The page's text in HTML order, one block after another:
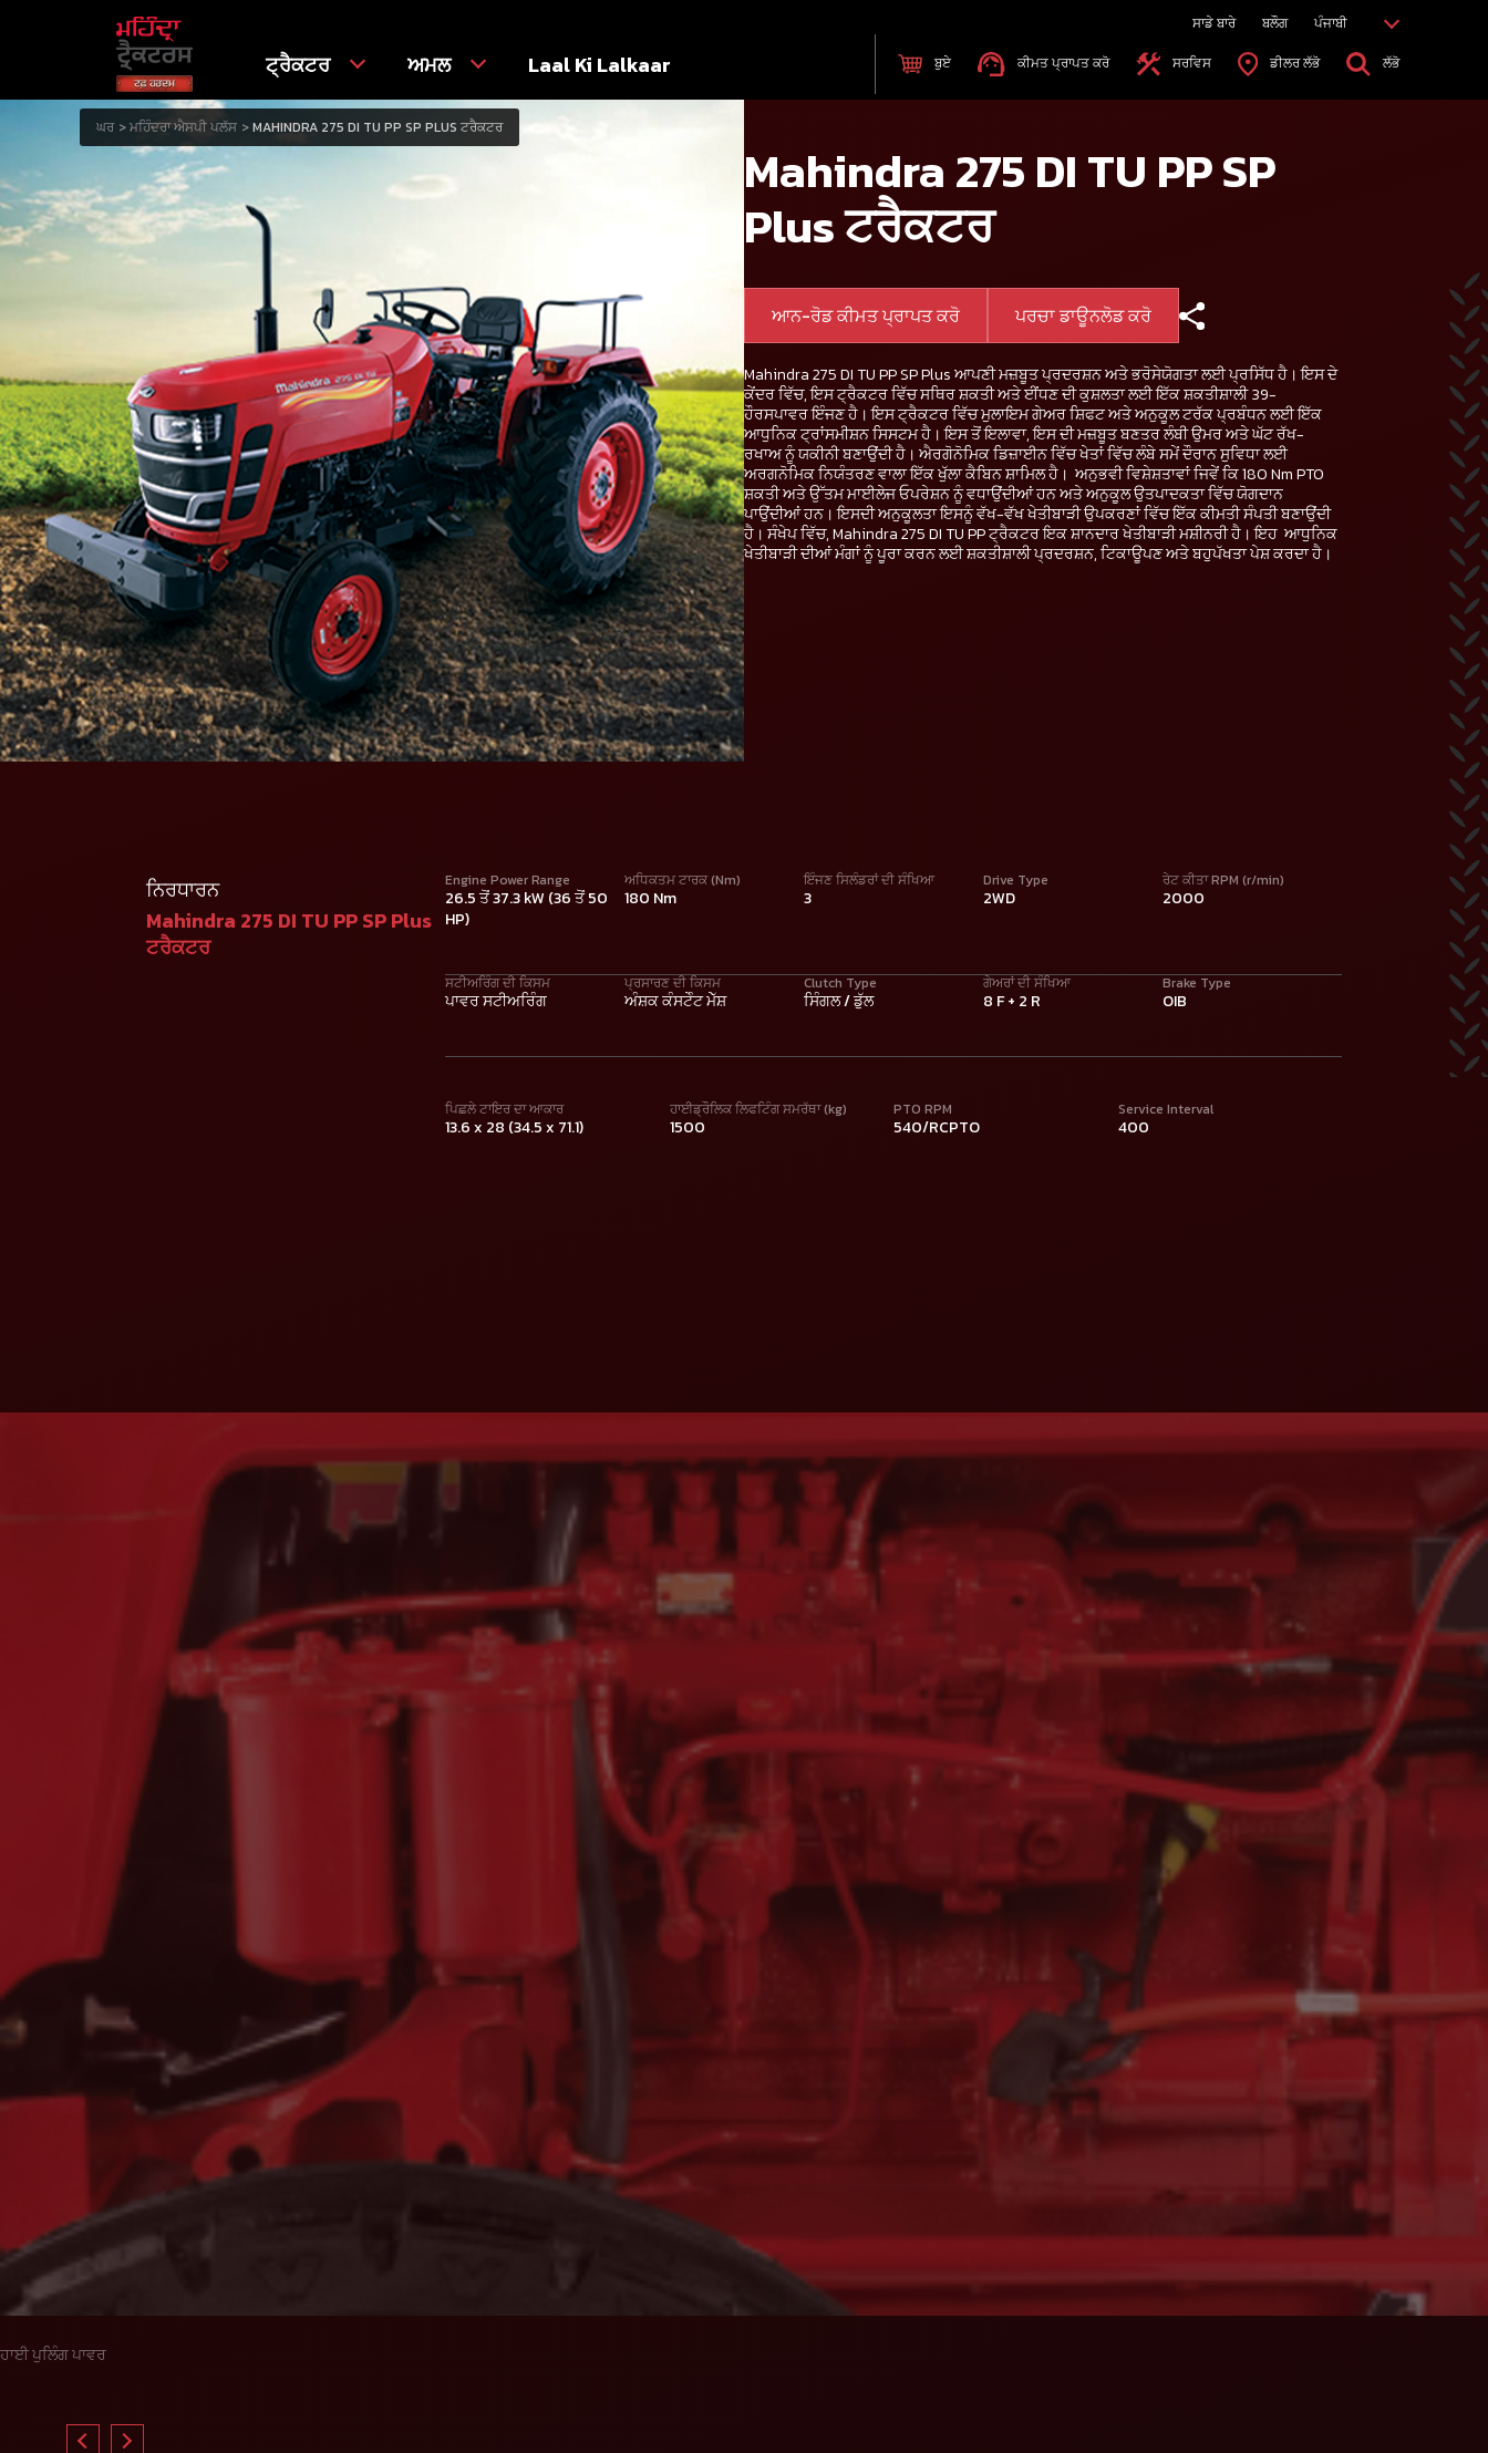
ਸਾਡੇ ਬਾਰੇ ਬਲੌਗ ਪੰਜਾਬੀ
ਟ੍ਰੈਕਟਰ ਅਮਲ Laal Ki Lalkaar ਬੁਏ ਕੀਮਤ ਪ੍ਰਾਪਤ ਕਰੋ ਸਰਵਿਸ ਡੀਲਰ ਲੱਭੋ ਲੱਭੋ
ਘਰ ਮਹਿੰਦਰਾ ਐਸਪੀ ਪਲੱਸ MAHINDRA 275 DI TU PP SP PLUS ਟਰੈਕਟਰ
Mahindra 275 DI TU PP SP
Plus ਟਰੈਕਟਰ
ਆਨ-ਰੋਡ ਕੀਮਤ ਪ੍ਰਾਪਤ ਕਰੋ ਪਰਚਾ ਡਾਊਨਲੋਡ ਕਰੋ
Mahindra 275 DI TU PP SP Plus ਆਪਣੀ ਮਜ਼ਬੂਤ ਪ੍ਰਦਰਸ਼ਨ ਅਤੇ ਭਰੋਸੇਯੋਗਤਾ ਲਈ ਪ੍ਰਸਿੱਧ ਹੈ। ਇਸ ਦੇ
ਕੇਂਦਰ ਵਿੱਚ, ਇਸ ਟ੍ਰੈਕਟਰ ਵਿੱਚ ਸਥਿਰ ਸ਼ਕਤੀ ਅਤੇ ਈਂਧਣ ਦੀ ਕੁਸ਼ਲਤਾ ਲਈ ਇੱਕ ਸ਼ਕਤੀਸ਼ਾਲੀ 39-
ਹੌਰਸਪਾਵਰ ਇੰਜਣ ਹੈ। ਇਸ ਟ੍ਰੈਕਟਰ ਵਿੱਚ ਮੁਲਾਇਮ ਗੇਅਰ ਸ਼ਿਫਟ ਅਤੇ ਅਨੁਕੂਲ ਟਰੱਕ ਪ੍ਰਬੰਧਨ ਲਈ ਇੱਕ
ਆਧੁਨਿਕ ਟ੍ਰਾਂਸਮੀਸ਼ਨ ਸਿਸਟਮ ਹੈ। ਇਸ ਤੋਂ ਇਲਾਵਾ, ਇਸ ਦੀ ਮਜ਼ਬੂਤ ਬਣਤਰ ਲੰਬੀ ਉਮਰ ਅਤੇ ਘੱਟ ਰੱਖ-
ਰਖਾਅ ਨੂੰ ਯਕੀਨੀ ਬਣਾਉਂਦੀ ਹੈ। ਐਰਗੋਨੋਮਿਕ ਡਿਜ਼ਾਈਨ ਵਿੱਚ ਖੇਤਾਂ ਵਿੱਚ ਲੰਬੇ ਸਮੇਂ ਦੌਰਾਨ ਸੁਵਿਧਾ ਲਈ
ਅਰਗਨੋਮਿਕ ਨਿਯੰਤਰਣ ਵਾਲਾ ਇੱਕ ਖੁੱਲਾ ਕੈਬਿਨ ਸ਼ਾਮਿਲ ਹੈ। ਅਨੁਭਵੀ ਵਿਸ਼ੇਸ਼ਤਾਵਾਂ ਜਿਵੇਂ ਕਿ 180 Nm PTO
ਸ਼ਕਤੀ ਅਤੇ ਉੱਤਮ ਮਾਈਲੇਜ ਓਪਰੇਸ਼ਨ ਨੂੰ ਵਧਾਉਂਦੀਆਂ ਹਨ ਅਤੇ ਅਨੁਕੂਲ ਉਤਪਾਦਕਤਾ ਵਿੱਚ ਯੋਗਦਾਨ
ਪਾਉਂਦੀਆਂ ਹਨ। ਇਸਦੀ ਅਨੁਕੂਲਤਾ ਇਸਨੂੰ ਵੱਖ-ਵੱਖ ਖੇਤੀਬਾੜੀ ਉਪਕਰਣਾਂ ਵਿੱਚ ਇੱਕ ਕੀਮਤੀ ਸੰਪਤੀ ਬਣਾਉਂਦੀ
ਹੈ। ਸੰਖੇਪ ਵਿੱਚ, Mahindra 275 DI TU PP ਟ੍ਰੈਕਟਰ ਇਕ ਸ਼ਾਨਦਾਰ ਖੇਤੀਬਾੜੀ ਮਸ਼ੀਨਰੀ ਹੈ। ਇਹ ਆਧੁਨਿਕ
ਖੇਤੀਬਾੜੀ ਦੀਆਂ ਮੰਗਾਂ ਨੂੰ ਪੂਰਾ ਕਰਨ ਲਈ ਸ਼ਕਤੀਸ਼ਾਲੀ ਪ੍ਰਦਰਸ਼ਨ, ਟਿਕਾਊਪਣ ਅਤੇ ਬਹੁਪੱਖਤਾ ਪੇਸ਼ ਕਰਦਾ ਹੈ।
ਨਿਰਧਾਰਨ
Mahindra 275 DI TU PP SP Plus
ਟਰੈਕਟਰ
Engine Power Range
26.5 ਤੋਂ 37.3 kW (36 ਤੋਂ 50
HP)
ਅਧਿਕਤਮ ਟਾਰਕ (Nm)
180 Nm
ਇੰਜਣ ਸਿਲੰਡਰਾਂ ਦੀ ਸੰਖਿਆ
3
Drive Type
2WD
ਰੇਟ ਕੀਤਾ RPM (r/min)
2000
ਸਟੀਅਰਿੰਗ ਦੀ ਕਿਸਮ
ਪਾਵਰ ਸਟੀਅਰਿੰਗ
ਪ੍ਰਸਾਰਣ ਦੀ ਕਿਸਮ
ਅੰਸ਼ਕ ਕੰਸਟੇੰਟ ਮੇੱਸ਼
Clutch Type
ਸਿੰਗਲ / ਡੁੱਲ
ਗੇਅਰਾਂ ਦੀ ਸੰਖਿਆ
8 F + 2 R
Brake Type
OIB
ਪਿਛਲੇ ਟਾਇਰ ਦਾ ਆਕਾਰ
13.6 x 28 (34.5 x 71.1)
ਹਾਈਡ੍ਰੌਲਿਕ ਲਿਫਟਿੰਗ ਸਮਰੱਥਾ (kg)
1500
PTO RPM
540/RCPTO
Service Interval
400
ਹਾਈ ਪੁਲਿੰਗ ਪਾਵਰ